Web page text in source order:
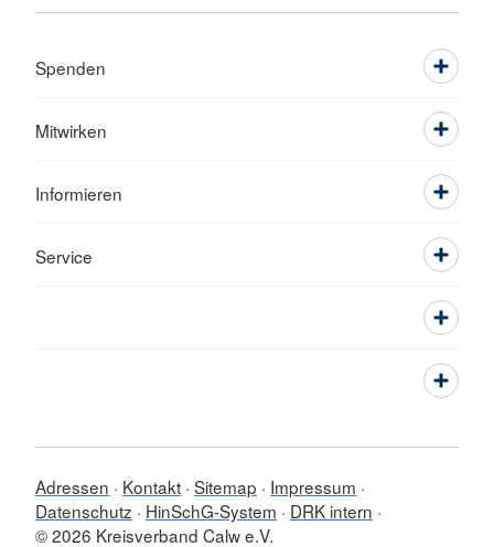
Spenden
Mitwirken
Informieren
Service
Adressen Kontakt Sitemap
Impressum
Datenschutz
HinSchG-System
DRK intern
© 2026 Kreisverband Calw e.V.